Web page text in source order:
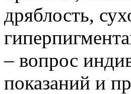
дряблость,
– вопрос
показаний и